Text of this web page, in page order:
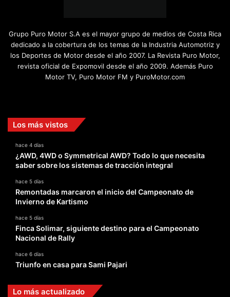
Grupo Puro Motor S.A es el mayor grupo de medios de Costa Rica
dedicado a la cobertura de los temas de la Industria Automotriz y
los Deportes de Motor desde el año 2007. La Revista Puro Motor,
revista oficial de Expomovil desde el año 2009. Además Puro
Motor TV, Puro Motor FM y PuroMotor.com
Los más vistos
hace 4 días
¿AWD, 4WD o Symmetrical AWD? Todo lo que necesita
saber sobre los sistemas de tracción integral
hace 5 días
Remontadas marcaron el inicio del Campeonato de
Invierno de Kartismo
hace 5 días
Finca Solimar, siguiente destino para el Campeonato
Nacional de Rally
hace 6 días
Triunfo en casa para Sami Pajari
Lo más actualizado